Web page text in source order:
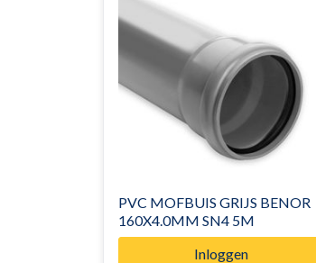
PVC MOFBUIS GRIJS BENOR
160X4.0MM SN4 5M
Inloggen